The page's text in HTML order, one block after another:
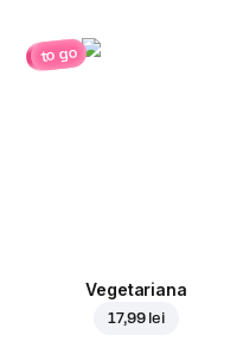
to go
Vegetariana
17,99 lei